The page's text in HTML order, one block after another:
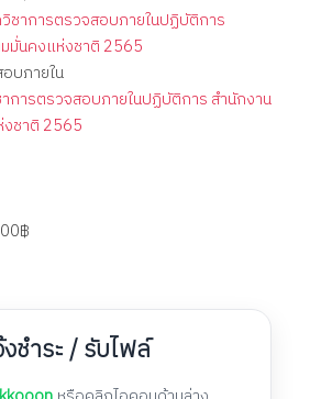
บภายใน
การตรวจสอบภายในปฏิบัติการ สำนักงาน
ชาติ 2565
฿
ชำระ / รับไฟล์